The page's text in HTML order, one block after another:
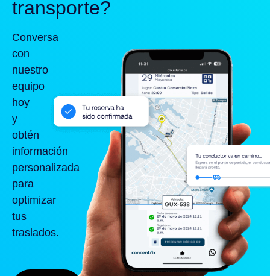
transporte?
Conversa
con
nuestro
equipo
hoy
y
obtén
información
personalizada
para
optimizar
tus
traslados.